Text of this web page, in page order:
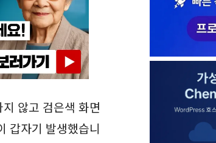
않고 검은색 화면
갑자기 발생했습니